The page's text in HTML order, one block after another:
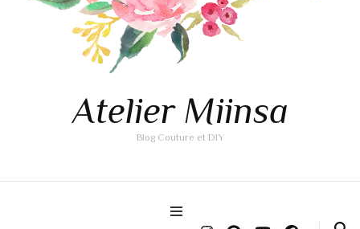
Atelier Miinsa
Blog Couture et DIY